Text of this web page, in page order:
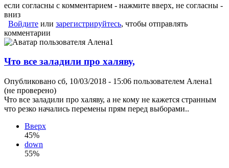
если согласны с комментарием - нажмите вверх, не согласны -
вниз
Войдите или зарегистрируйтесь, чтобы отправлять
комментарии
Что все заладили про халяву,
Опубликовано сб, 10/03/2018 - 15:06 пользователем Алена1
(не проверено)
Что все заладили про халяву, а не кому не кажется странным
что резко начались перемены прям перед выборами..
Вверх
45%
down
55%